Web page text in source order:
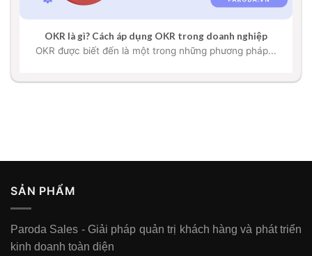
OKR là gì? Cách áp dụng OKR trong doanh nghiệp
OKR được biết đến là một trong những phương pháp...
SẢN PHẨM
Paroda Sales - Giải pháp quản trị khách hàng và phát triển
kinh doanh toàn diện